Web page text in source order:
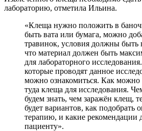
лабораторию, отметила Ильина.
«Клеща нужно положить в
быть вата или бумага, можно
травинок, условия должны
что материал должен быть
для лабораторного
которые проводят данное
можно ознакомиться. Как можно
туда клеща для исследования.
будем знать, чем заражён клещ,
будет вариантов, как подобрать
терапию, и какие рекомендации
пациенту».